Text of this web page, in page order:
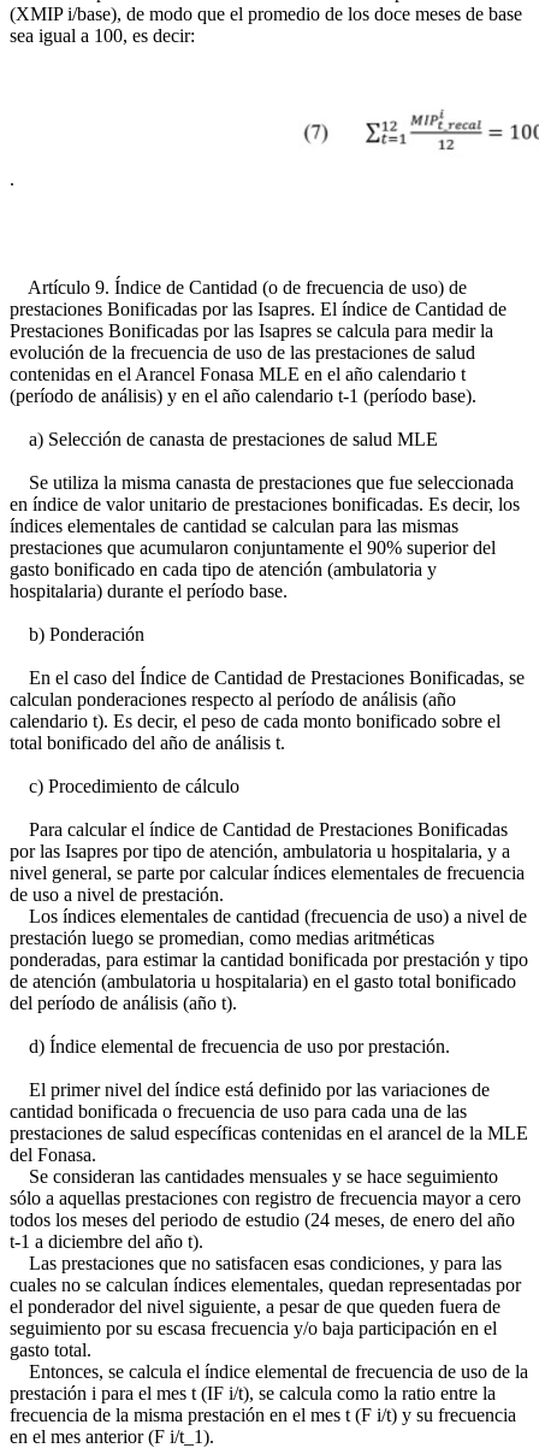
(XMIP i/base), de modo que el promedio de los doce meses de base
sea igual a 100, es decir:
.
Artículo 9. Índice de Cantidad (o de frecuencia de uso) de
prestaciones Bonificadas por las Isapres. El índice de Cantidad de
Prestaciones Bonificadas por las Isapres se calcula para medir la
evolución de la frecuencia de uso de las prestaciones de salud
contenidas en el Arancel Fonasa MLE en el año calendario t
(período de análisis) y en el año calendario t-1 (período base).
a) Selección de canasta de prestaciones de salud MLE
Se utiliza la misma canasta de prestaciones que fue seleccionada
en índice de valor unitario de prestaciones bonificadas. Es decir, los
índices elementales de cantidad se calculan para las mismas
prestaciones que acumularon conjuntamente el 90% superior del
gasto bonificado en cada tipo de atención (ambulatoria y
hospitalaria) durante el período base.
b) Ponderación
En el caso del Índice de Cantidad de Prestaciones Bonificadas, se
calculan ponderaciones respecto al período de análisis (año
calendario t). Es decir, el peso de cada monto bonificado sobre el
total bonificado del año de análisis t.
c) Procedimiento de cálculo
Para calcular el índice de Cantidad de Prestaciones Bonificadas
por las Isapres por tipo de atención, ambulatoria u hospitalaria, y a
nivel general, se parte por calcular índices elementales de frecuencia
de uso a nivel de prestación.
Los índices elementales de cantidad (frecuencia de uso) a nivel de
prestación luego se promedian, como medias aritméticas
ponderadas, para estimar la cantidad bonificada por prestación y tipo
de atención (ambulatoria u hospitalaria) en el gasto total bonificado
del período de análisis (año t).
d) Índice elemental de frecuencia de uso por prestación.
El primer nivel del índice está definido por las variaciones de
cantidad bonificada o frecuencia de uso para cada una de las
prestaciones de salud específicas contenidas en el arancel de la MLE
del Fonasa.
Se consideran las cantidades mensuales y se hace seguimiento
sólo a aquellas prestaciones con registro de frecuencia mayor a cero
todos los meses del periodo de estudio (24 meses, de enero del año
t-1 a diciembre del año t).
Las prestaciones que no satisfacen esas condiciones, y para las
cuales no se calculan índices elementales, quedan representadas por
el ponderador del nivel siguiente, a pesar de que queden fuera de
seguimiento por su escasa frecuencia y/o baja participación en el
gasto total.
Entonces, se calcula el índice elemental de frecuencia de uso de la
prestación i para el mes t (IF i/t), se calcula como la ratio entre la
frecuencia de la misma prestación en el mes t (F i/t) y su frecuencia
en el mes anterior (F i/t_1).